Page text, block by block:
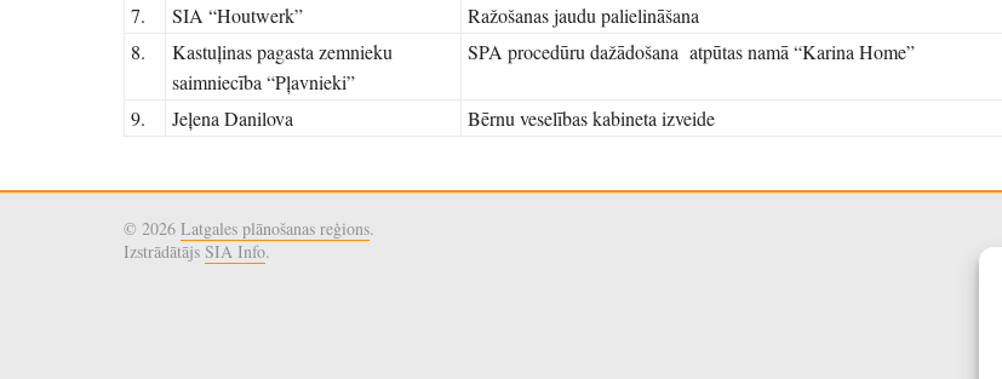
7.
SIA “Houtwerk” Ražošanas jaudu palielināšana
8.
Kastuļinas pagasta zemnieku
saimniecība “Pļavnieki”
SPA procedūru dažādošana atpūtas namā “Karina Home”
9. Jeļena Danilova Bērnu veselības kabineta izveide
© 2026 Latgales plānošanas reģions.
Izstrādātājs SIA Info.